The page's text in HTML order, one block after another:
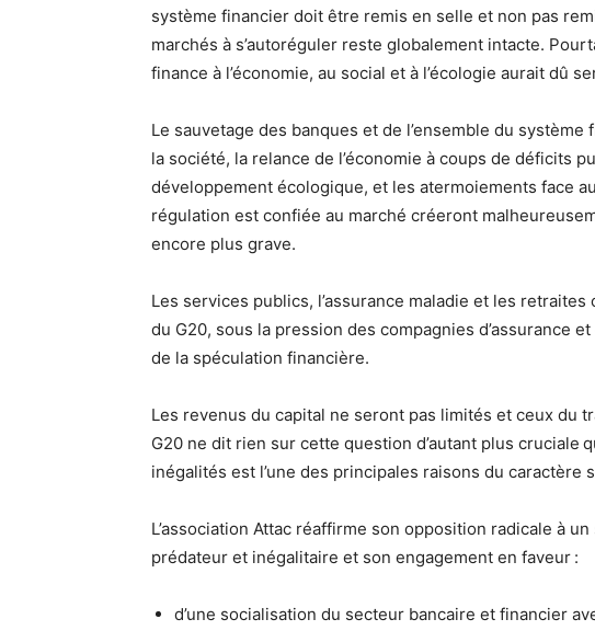
système financier doit être remis en selle et non pas
marchés à s’autoréguler reste globalement intacte.
finance à l’économie, au social et à l’écologie aurait dû
Le sauvetage des banques et de l’ensemble du
la société, la relance de l’économie à coups de déficits
développement écologique, et les atermoiements face
régulation est confiée au marché créeront
encore plus grave.
Les services publics, l’assurance maladie et les
du G20, sous la pression des compagnies d’assurance
de la spéculation financière.
Les revenus du capital ne seront pas limités et ceux du
G20 ne dit rien sur cette question d’autant plus cruciale
inégalités est l’une des principales raisons du caractère
L’association Attac réaffirme son opposition radicale à
prédateur et inégalitaire et son engagement en faveur :
d’une socialisation du secteur bancaire et financier